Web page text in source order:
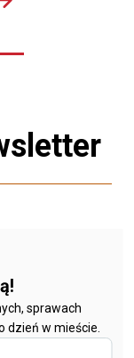
sprawach
dzień w mieście.